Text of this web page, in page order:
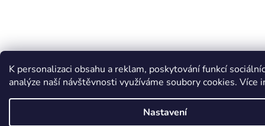
K personalizaci obsahu a reklam, poskytování funkcí
analýze naší návštěvnosti využíváme soubory cookies. Více
Nastavení